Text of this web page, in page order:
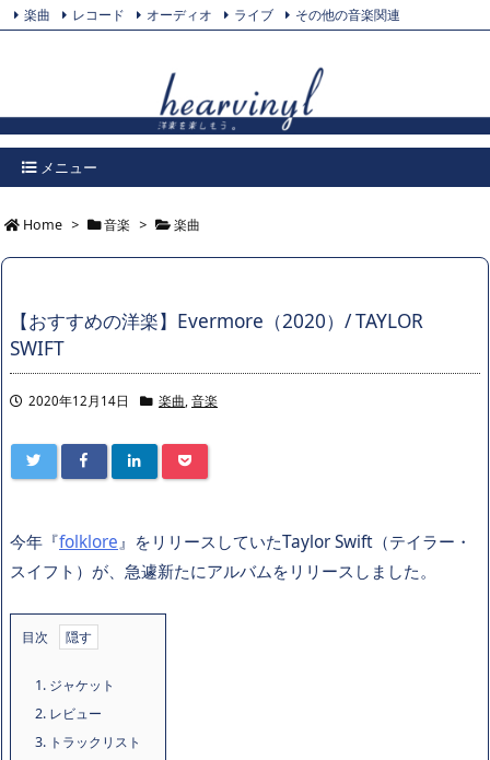
メニュー
楽曲 レコード オーディオ ライブ
その他の音楽関連
Home > 音楽 > 楽曲
【おすすめの洋楽】Evermore（2020）/ TAYLOR
SWIFT
2020年12月14日 楽曲, 音楽
今年『folklore』をリリースしていたTaylor Swift（テイラー・
スイフト）が、急遽新たにアルバムをリリースしました。
目次
1. ジャケット
2. レビュー
3. トラックリスト